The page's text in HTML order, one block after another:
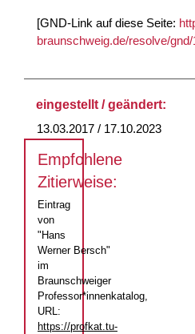
[GND-Link auf diese Seite:
braunschweig.de/resolve/
eingestellt / geändert:
13.03.2017 / 17.10.2023
Empfohlene
Zitierweise:
Eintrag
von
"Hans
Werner Bersch"
im
Braunschweiger
Professor*innenkatalog,
URL:
https://profkat.tu-